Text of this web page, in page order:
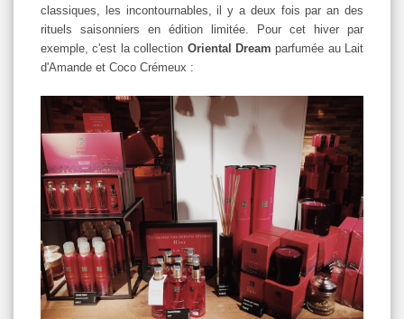
classiques, les incontournables, il y a deux fois par an des
rituels saisonniers en édition limitée. Pour cet hiver par
exemple, c'est la collection Oriental Dream parfumée au Lait
d'Amande et Coco Crémeux :